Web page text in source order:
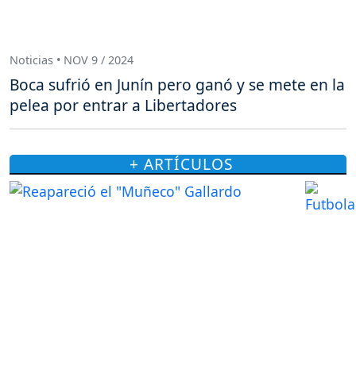
Noticias • NOV 9 / 2024
Boca sufrió en Junín pero ganó y se mete en la
pelea por entrar a Libertadores
+ ARTÍCULOS